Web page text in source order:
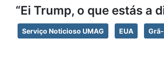
“Ei Trump, o que estás a
Serviço Noticioso UMAG EUA